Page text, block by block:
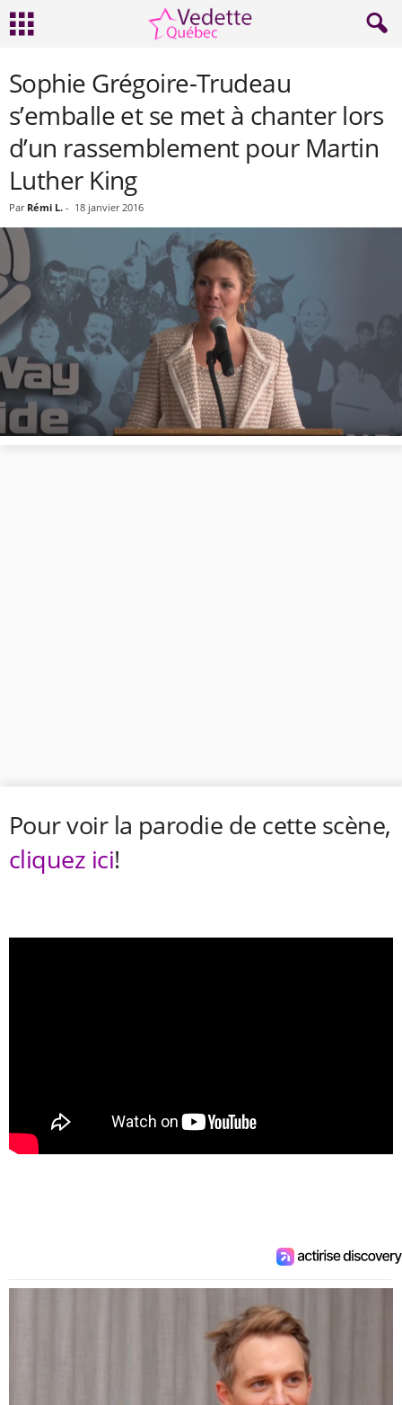
Sophie Grégoire-Trudeau
s’emballe et se met à chanter lors
d’un rassemblement pour Martin
Luther King
Par Rémi L. - 18 janvier 2016
Pour voir la parodie de cette scène,
cliquez ici!